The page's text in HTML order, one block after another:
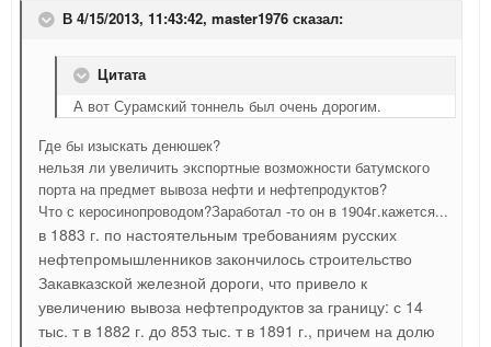
В 4/15/2013, 11:43:42, master1976 сказал:
Цитата
А вот Сурамский тоннель был очень дорогим.
Где бы изыскать денюшек?
нельзя ли увеличить экспортные возможности батумского
порта на предмет вывоза нефти и нефтепродуктов?
Что с керосинопроводом?Заработал -то он в 1904г.кажется...
в 1883 г. по настоятельным требованиям русских
нефтепромышленников закончилось строительство
Закавказской железной дороги, что привело к
увеличению вывоза нефтепродуктов за границу: с 14
тыс. т в 1882 г. до 853 тыс. т в 1891 г., причем на долю